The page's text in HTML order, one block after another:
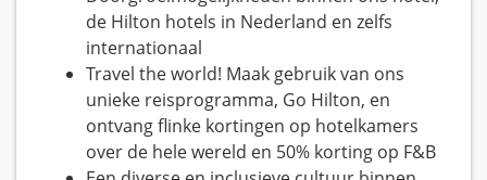
de Hilton hotels in Nederland en zelfs
internationaal
Travel the world! Maak gebruik van ons
unieke reisprogramma, Go Hilton, en
ontvang flinke kortingen op hotelkamers
over de hele wereld en 50% korting op F&B